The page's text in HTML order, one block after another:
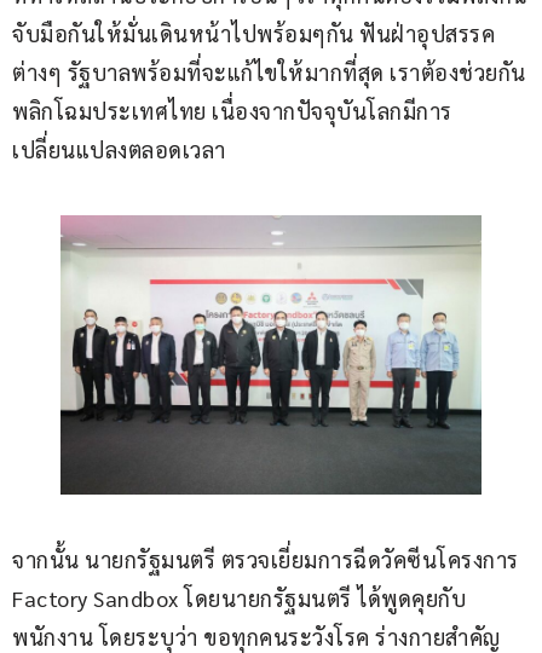
จับมือกันให้มั่นเดินหน้าไปพร้อมๆกัน ฟันฝ่าอุปสรรค
ต่างๆ รัฐบาลพร้อมที่จะแก้ไขให้มากที่สุด เราต้องช่วยกัน
พลิกโฉมประเทศไทย เนื่องจากปัจจุบันโลกมีการ
เปลี่ยนแปลงตลอดเวลา
จากนั้น นายกรัฐมนตรี ตรวจเยี่ยมการฉีดวัคซีนโครงการ
Factory Sandbox โดยนายกรัฐมนตรี​ ได้พูดคุย​กับ
พนักงาน​ โดยระบุว่า ขอทุกคนระวังโรค​ ร่างกายสำคัญ